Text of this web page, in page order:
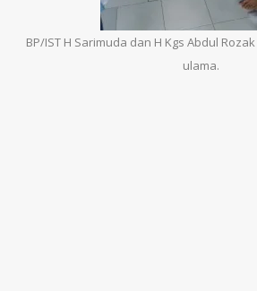
BP/IST H Sarimuda dan H Kgs Abdul
ulama.